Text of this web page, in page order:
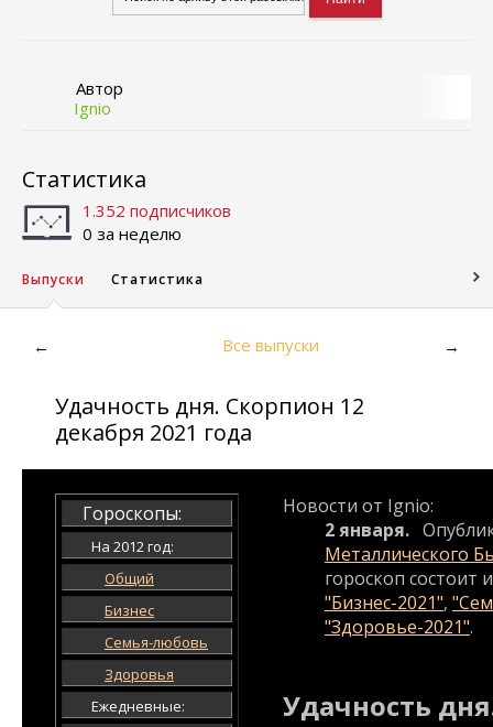
Автор
Ignio
Статистика
1.352 подписчиков
0 за неделю
Выпуски Статистика
← Все выпуски →
Удачность дня. Скорпион 12
декабря 2021 года
Гороскопы:
На 2012 год:
Общий
Бизнес
Семья-любовь
Здоровья
Ежедневные:
Новости от Ignio:
2 января.
Металлического
гороскоп состоит
"Бизнес-2021",
"Здоровье-2021".
Удачность